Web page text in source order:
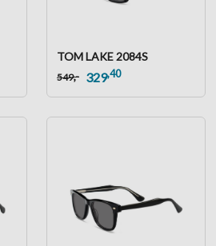
TOM LAKE 2084S
549,- 329,40